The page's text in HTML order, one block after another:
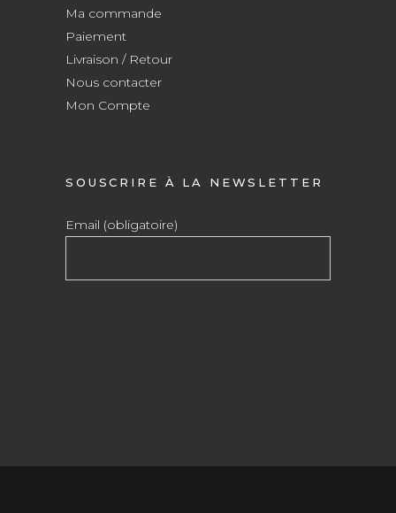
Ma commande
Paiement
Livraison / Retour
Nous contacter
Mon Compte
SOUSCRIRE À LA NEWSLETTER
Email (obligatoire)